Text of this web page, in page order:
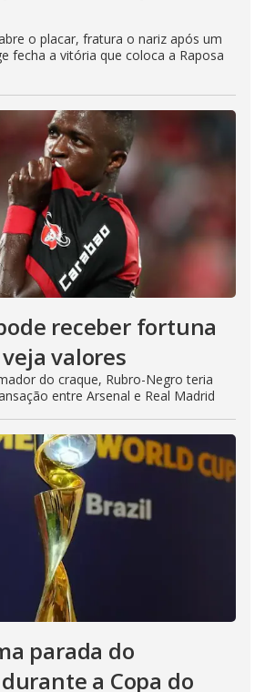
o placar, fratura o nariz após um
fecha a vitória que coloca a Raposa
receber fortuna
valores
do craque, Rubro-Negro teria
entre Arsenal e Real Madrid
parada do
a Copa do